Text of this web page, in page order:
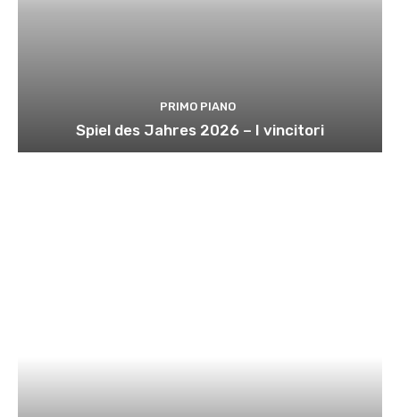
PRIMO PIANO
Spiel des Jahres 2026 – I vincitori